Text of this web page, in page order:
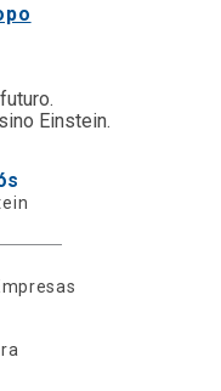
Einstein.